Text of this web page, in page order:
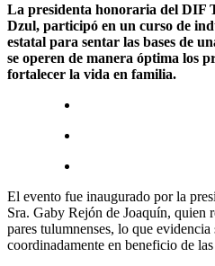
La presidenta honoraria del DIF
Dzul, participó en un curso de
estatal para sentar las bases de
se operen de manera óptima los
fortalecer la vida en familia.
El evento fue inaugurado por la
Sra. Gaby Rejón de Joaquín, quien
pares tulumnenses, lo que
coordinadamente en beneficio de las